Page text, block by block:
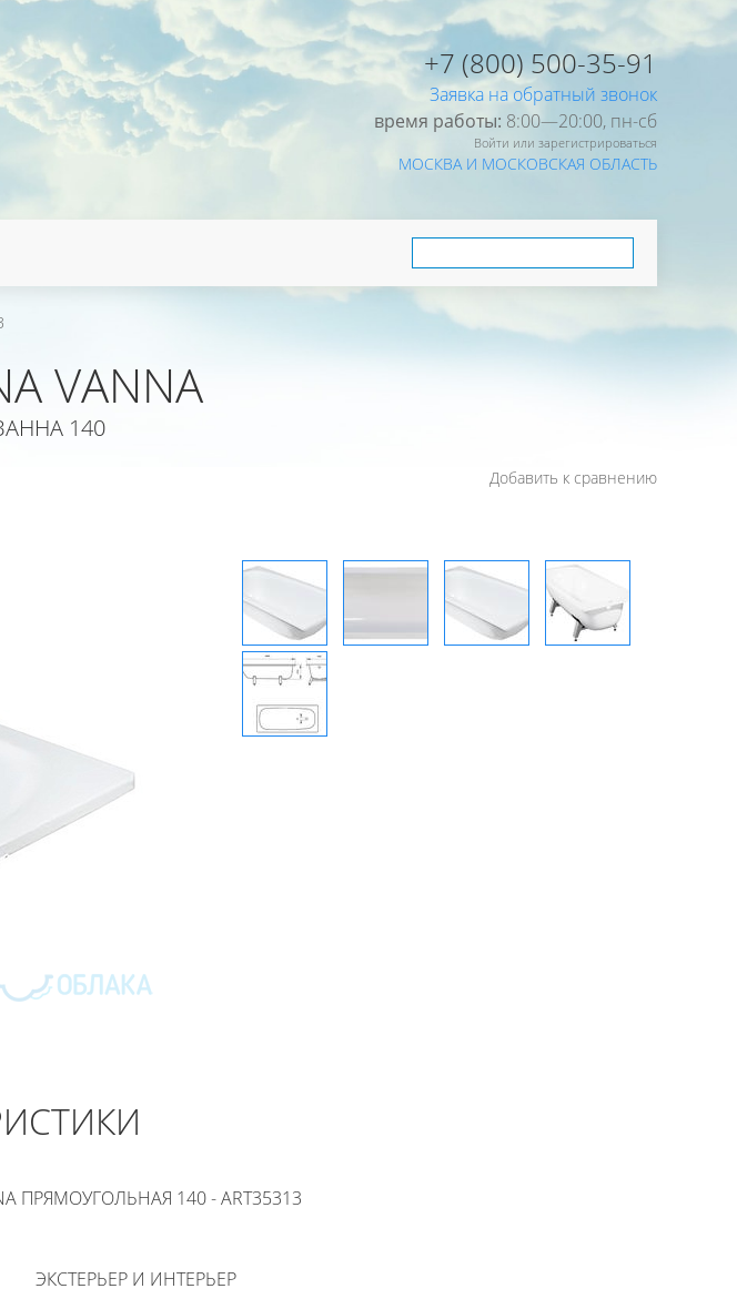
+7 (800) 500-35-91
Заявка на обратный звонок
время работы: 8:00—20:00, пн-cб
Войти или зарегистрироваться
МОСКВА И МОСКОВСКАЯ ОБЛАСТЬ
VANNA
140
Добавить к сравнению
ПРЯМОУГОЛЬНАЯ 140 - ART35313
ЭКСТЕРЬЕР И ИНТЕРЬЕР